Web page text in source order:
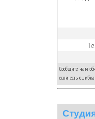
Сообщите нам
если есть ошибка: